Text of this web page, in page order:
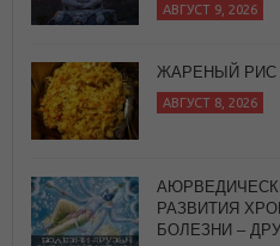
АВГУСТ 8, 2026
БОЛЕЗНИ –
АВГУСТ 10, 2026